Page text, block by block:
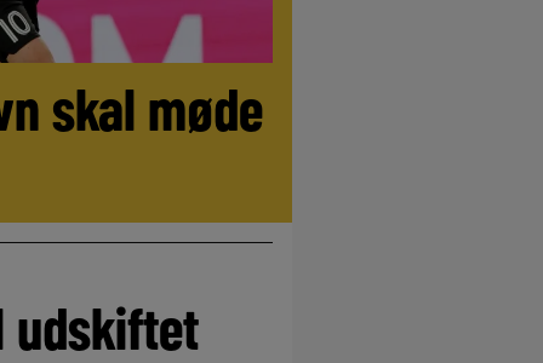
skal møde
udskiftet